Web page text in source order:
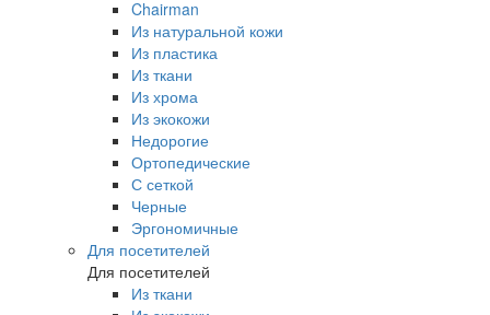
Chairman
Из натуральной кожи
Из пластика
Из ткани
Из хрома
Из экокожи
Недорогие
Ортопедические
С сеткой
Черные
Эргономичные
Для посетителей
Для посетителей
Из ткани